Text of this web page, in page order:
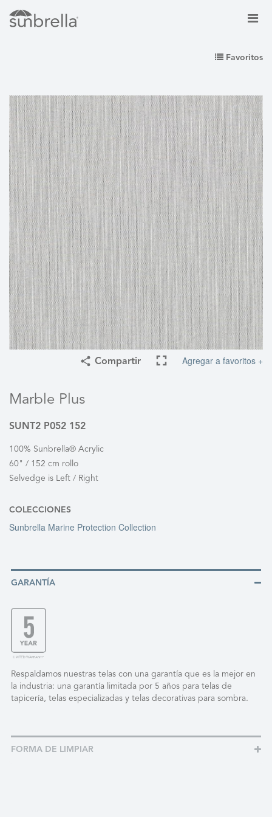
Favoritos
Compartir Agregar a favoritos +
Marble Plus
SUNT2 P052 152
100% Sunbrella® Acrylic
60" / 152 cm rollo
Selvedge is Left / Right
COLECCIONES
Sunbrella Marine Protection Collection
GARANTÍA
Respaldamos nuestras telas con una garantía que es la mejor en
la industria: una garantía limitada por 5 años para telas de
tapicería, telas especializadas y telas decorativas para sombra.
FORMA DE LIMPIAR